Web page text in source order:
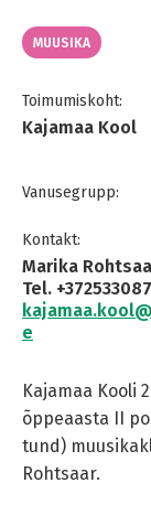
MUUSIKA
Toimumiskoht:
Kajamaa Kool
Vanusegrupp:
Kontakt:
Marika
Tel.
e
Kajamaa Kooli
õppeaasta II
tund)
Rohtsaar.